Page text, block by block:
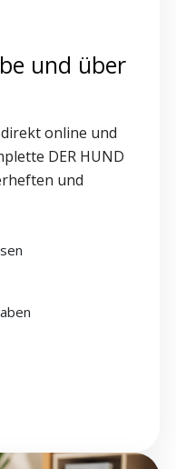
und über
online und
DER HUND
und